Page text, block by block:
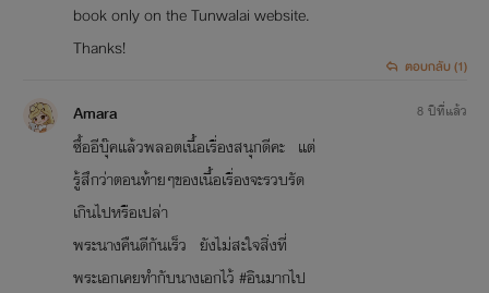
book only on the Tunwalai website.
Thanks!
ตอบกลับ (1)
Amara
ซื้ออีบุ๊คแล้วพลอตเนื้อเรื่องสนุกดีคะ แต่
รู้สึกว่าตอนท้ายๆของเนื้อเรื่องจะรวบรัด
เกินไปหรือเปล่า
พระนางคืนดีกันเร็ว ยังไม่สะใจสิ่งที่
พระเอกเคยทำกับนางเอกไว้ #อินมากไป
8 ปีที่แล้ว